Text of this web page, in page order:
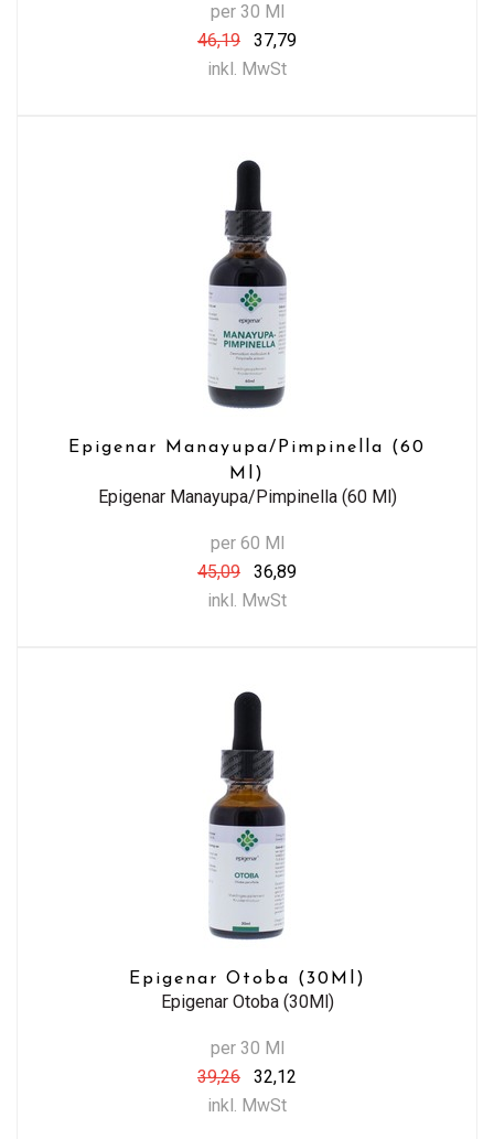
per 30 Ml
46,19
37,79
inkl. MwSt
Epigenar Manayupa/Pimpinella (60
Ml)
Epigenar Manayupa/Pimpinella (60 Ml)
per 60 Ml
45,09
36,89
inkl. MwSt
Epigenar Otoba (30Ml)
Epigenar Otoba (30Ml)
per 30 Ml
39,26
32,12
inkl. MwSt